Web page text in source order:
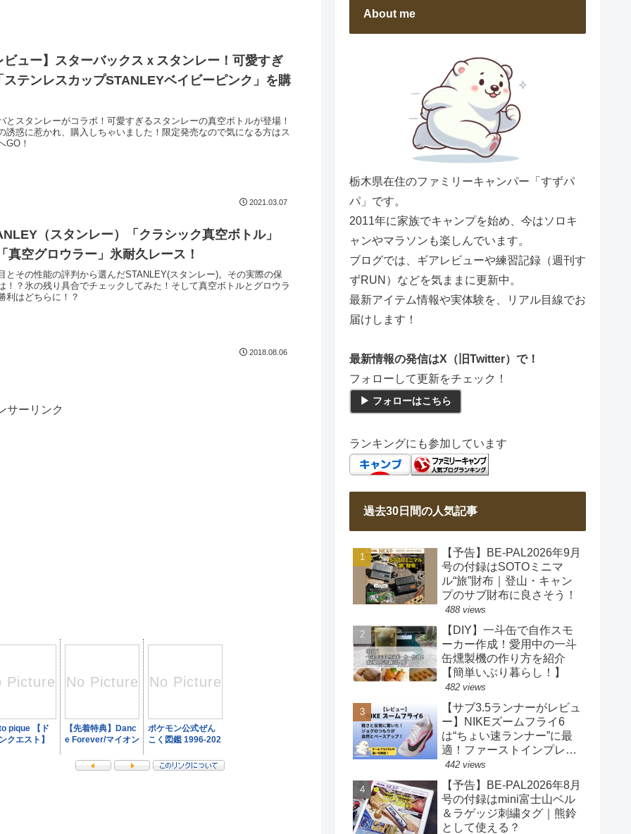
ビュー】スターバックスｘスタンレー！可愛すぎ
ステンレスカップSTANLEYベイビーピンク」を購
とスタンレーがコラボ！可愛すぎるスタンレーの真空ボトルが登場！
誘惑に惹かれ、購入しちゃいました！限定発売なので気になる方はス
GO！
2021.03.07
（スタンレー）「クラシック真空ボトル」
真空グロウラー」氷耐久レース！
とその性能の評判から選んだSTANLEY(スタンレー)。その実際の保
！？氷の残り具合でチェックしてみた！そして真空ボトルとグロウラ
利はどちらに！？
2018.08.06
サーリンク
About me
栃木県在住のファミリーキャンパー「すずパ
パ」です。
2011年に家族でキャンプを始め、今はソロキ
ャンやマラソンも楽しんでいます。
ブログでは、ギアレビューや練習記録（週刊す
ずRUN）などを気ままに更新中。
最新アイテム情報や実体験を、リアル目線でお
届けします！
最新情報の発信はX（旧Twitter）で！
フォローして更新をチェック！
▶ フォローはこちら
ランキングにも参加しています
過去30日間の人気記事
【予告】BE-PAL2026年9月
号の付録はSOTOミニマ
ル“旅”財布｜登山・キャン
プのサブ財布に良さそう！
488 views
【DIY】一斗缶で自作スモ
ーカー作成！愛用中の一斗
缶燻製機の作り方を紹介
【簡単いぶり暮らし！】
482 views
【サブ3.5ランナーがレビュ
ー】NIKEズームフライ6
は“ちょい速ランナー”に最
適！ファーストインプレッ
ションまとめ
442 views
【予告】BE-PAL2026年8月
号の付録はmini富士山ベル
＆ラゲッジ刺繍タグ｜熊鈴
として使える？